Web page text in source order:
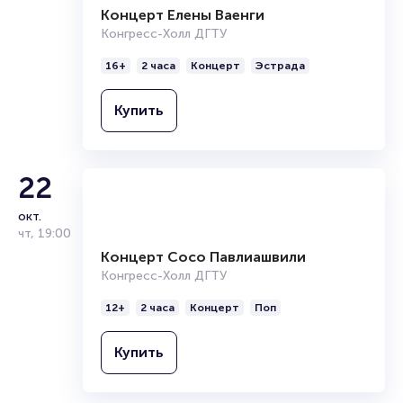
Концерт Елены Ваенги
Конгресс-Холл ДГТУ